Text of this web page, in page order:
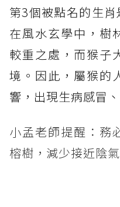
第3個被點名的生
在風水玄學中，樹
較重之處，而猴子
境。因此，屬猴的
響，出現生病感冒
小孟老師提醒：務
榕樹，減少接近陰